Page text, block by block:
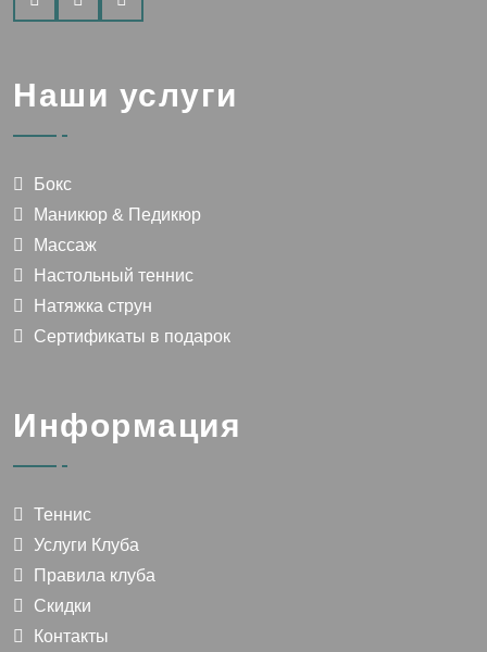
Наши услуги
Бокс
Маникюр & Педикюр
Массаж
Настольный теннис
Натяжка струн
Сертификаты в подарок
Информация
Теннис
Услуги Клуба
Правила клуба
Скидки
Контакты